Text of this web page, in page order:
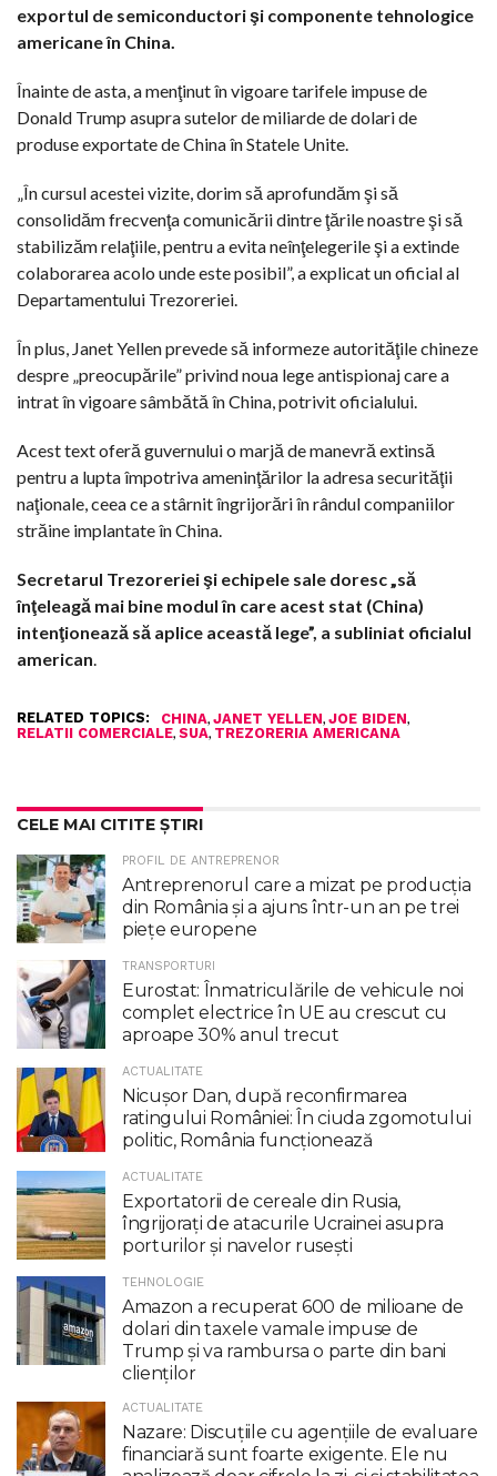
exportul de semiconductori şi componente tehnologice
americane în China.
Înainte de asta, a menţinut în vigoare tarifele impuse de
Donald Trump asupra sutelor de miliarde de dolari de
produse exportate de China în Statele Unite.
„În cursul acestei vizite, dorim să aprofundăm şi să
consolidăm frecvenţa comunicării dintre ţările noastre şi să
stabilizăm relaţiile, pentru a evita neînţelegerile şi a extinde
colaborarea acolo unde este posibil”, a explicat un oficial al
Departamentului Trezoreriei.
În plus, Janet Yellen prevede să informeze autorităţile chineze
despre „preocupările” privind noua lege antispionaj care a
intrat în vigoare sâmbătă în China, potrivit oficialului.
Acest text oferă guvernului o marjă de manevră extinsă
pentru a lupta împotriva ameninţărilor la adresa securităţii
naţionale, ceea ce a stârnit îngrijorări în rândul companiilor
străine implantate în China.
Secretarul Trezoreriei şi echipele sale doresc „să
înţeleagă mai bine modul în care acest stat (China)
intenţionează să aplice această lege”, a subliniat oficialul
american
RELATED TOPICS: CHINA, JANET YELLEN, JOE BIDEN,
RELATII COMERCIALE, SUA, TREZORERIA AMERICANA
CELE MAI CITITE ȘTIRI
PROFIL DE ANTREPRENOR
Antreprenorul care a mizat pe producția
din România și a ajuns într-un an pe trei
piețe europene
TRANSPORTURI
Eurostat: Înmatriculările de vehicule noi
complet electrice în UE au crescut cu
aproape 30% anul trecut
ACTUALITATE
Nicuşor Dan, după reconfirmarea
ratingului României: În ciuda zgomotului
politic, România funcţionează
ACTUALITATE
Exportatorii de cereale din Rusia,
îngrijorați de atacurile Ucrainei asupra
porturilor și navelor rusești
TEHNOLOGIE
Amazon a recuperat 600 de milioane de
dolari din taxele vamale impuse de
Trump şi va rambursa o parte din bani
clienţilor
ACTUALITATE
Nazare: Discuțiile cu agențiile de evaluare
financiară sunt foarte exigente. Ele nu